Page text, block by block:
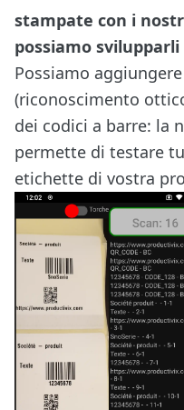
stampate con i
possiamo
Possiamo
(riconoscimento
dei codici a barre: la
permette di testare
etichette di vostra